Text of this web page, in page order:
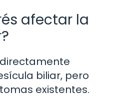
afectar la
biliar, pero
existentes.